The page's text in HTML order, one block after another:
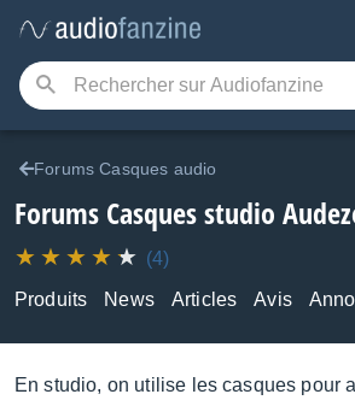
Forums Casques audio
Forums Casques studio
(4)
Produits
News Articles Avis
En studio, on utilise les casques pour